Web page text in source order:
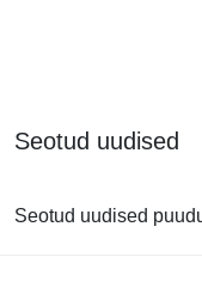
Seotud uudised
Seotud uudised